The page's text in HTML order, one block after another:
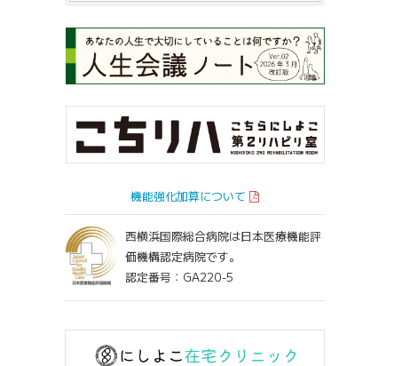
機能強化加算について
西横浜国際総合病院は日本医療機能評
価機構認定病院です。
認定番号：GA220-5